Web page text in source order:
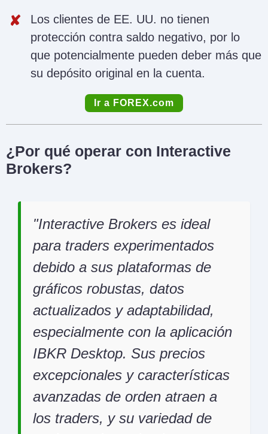
Los clientes de EE. UU. no tienen
protección contra saldo negativo, por lo
que potencialmente pueden deber más que
su depósito original en la cuenta.
Ir a FOREX.com
¿Por qué operar con Interactive
Brokers?
Interactive Brokers es ideal
para traders experimentados
debido a sus plataformas de
gráficos robustas, datos
actualizados y adaptabilidad,
especialmente con la aplicación
IBKR Desktop. Sus precios
excepcionales y características
avanzadas de orden atraen a
los traders, y su variedad de